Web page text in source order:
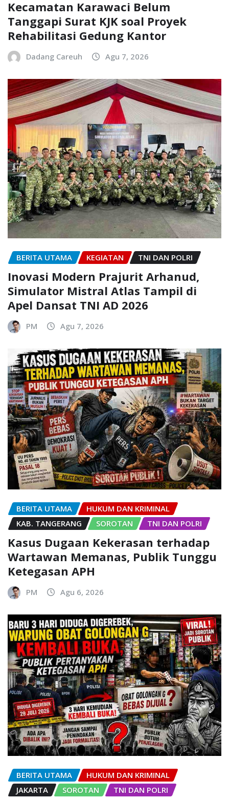
Kecamatan Karawaci Belum
Tanggapi Surat KJK soal Proyek
Rehabilitasi Gedung Kantor
Dadang Careuh Agu 7, 2026
BERITA UTAMA KEGIATAN TNI DAN POLRI
Inovasi Modern Prajurit Arhanud,
Simulator Mistral Atlas Tampil di
Apel Dansat TNI AD 2026
PM Agu 7, 2026
BERITA UTAMA
HUKUM DAN KRIMINAL
KAB. TANGERANG
SOROTAN TNI DAN POLRI
Kasus Dugaan Kekerasan terhadap
Wartawan Memanas, Publik Tunggu
Ketegasan APH
PM Agu 6, 2026
BERITA UTAMA
HUKUM DAN KRIMINAL
JAKARTA
SOROTAN TNI DAN POLRI